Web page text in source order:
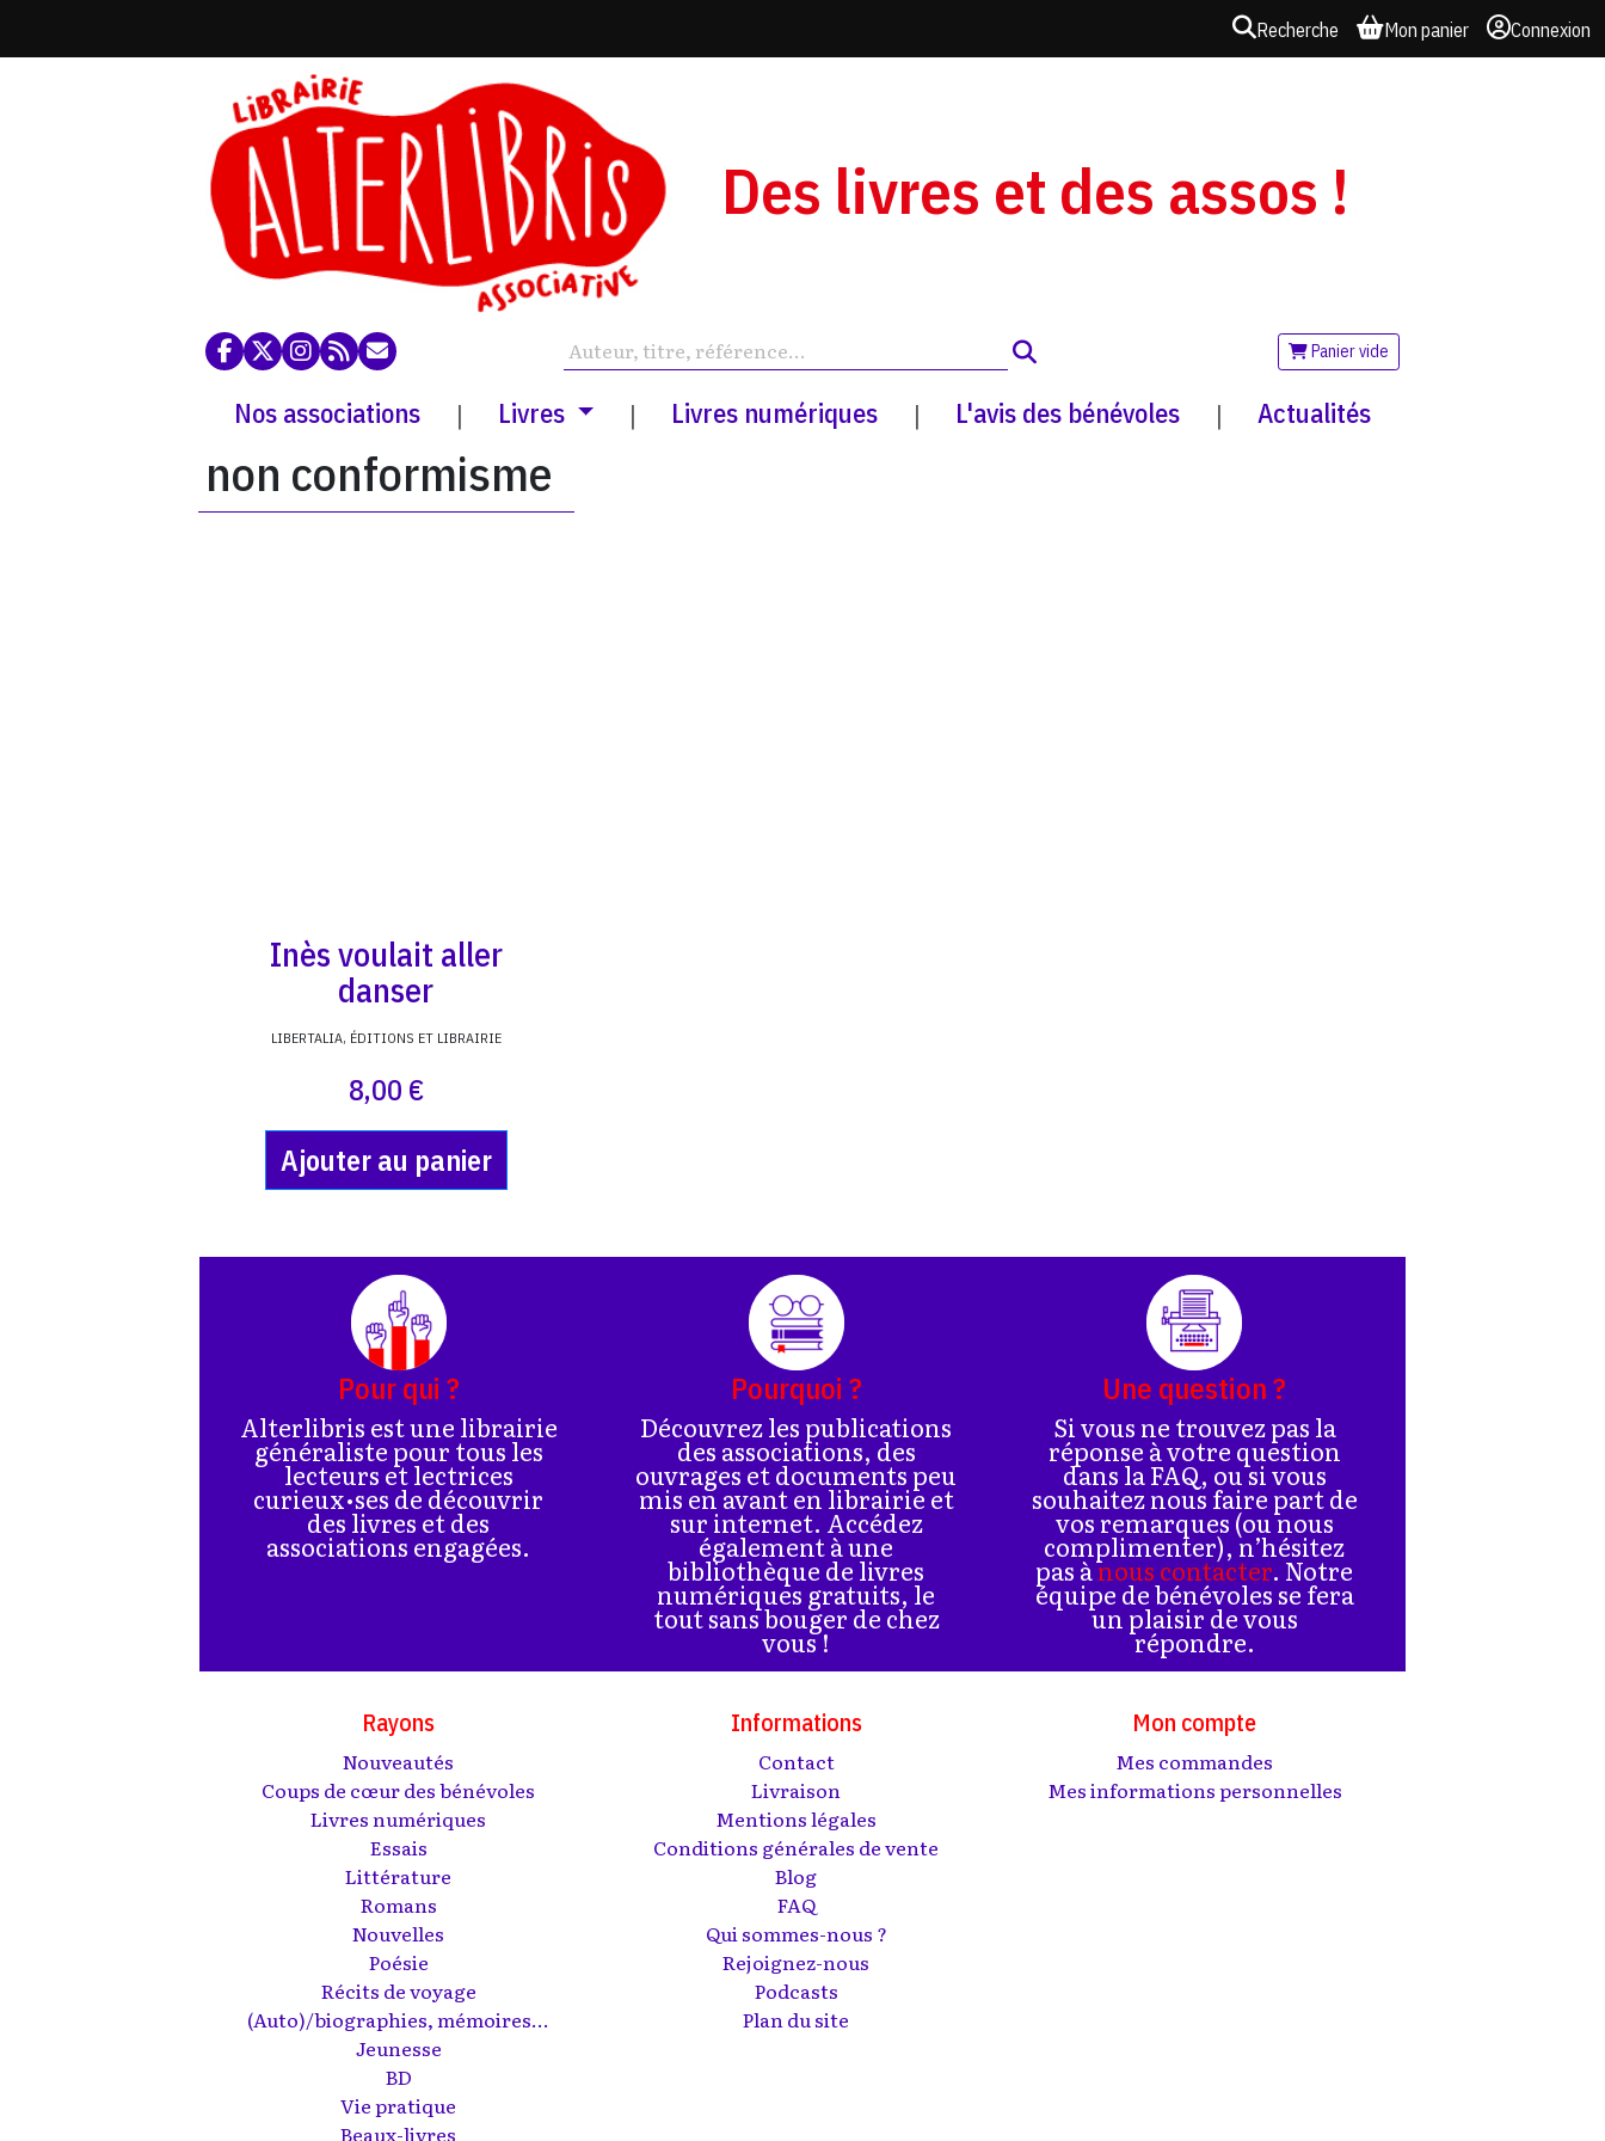
Recherche Mon panier Connexion
Des livres et des assos !
Panier vide
Nos associations | Livres | Livres numériques | L'avis des bénévoles | Actualités
non conformisme
Inès voulait aller
danser
LIBERTALIA, ÉDITIONS ET LIBRAIRIE
8,00 €
Ajouter au panier
Pour qui ?
Alterlibris est une librairie
généraliste pour tous les
lecteurs et lectrices
curieux•ses de découvrir
des livres et des
associations engagées.
Pourquoi ?
Découvrez les publications
des associations, des
ouvrages et documents peu
mis en avant en librairie et
sur internet. Accédez
également à une
bibliothèque de livres
numériques gratuits, le
tout sans bouger de chez
vous !
Une question ?
Si vous ne trouvez pas la
réponse à votre question
dans la FAQ, ou si vous
souhaitez nous faire part de
vos remarques (ou nous
complimenter), n’hésitez
pas ànous contacter. Notre
équipe de bénévoles se fera
un plaisir de vous
répondre.
Rayons
Nouveautés
Coups de cœur des bénévoles
Livres numériques
Essais
Littérature
Romans
Nouvelles
Poésie
Récits de voyage
(Auto)/biographies, mémoires...
Jeunesse
BD
Vie pratique
Beaux-livres
Informations
Contact
Livraison
Mentions légales
Conditions générales de vente
Blog
FAQ
Qui sommes-nous ?
Rejoignez-nous
Podcasts
Plan du site
Mon compte
Mes commandes
Mes informations personnelles